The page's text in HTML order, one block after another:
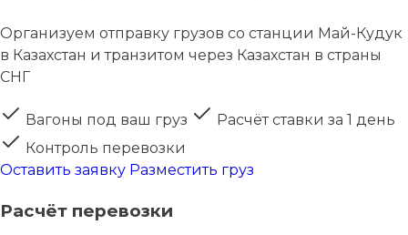
Организуем отправку грузов со станции Май-Кудук
в Казахстан и транзитом через Казахстан в страны
СНГ
Вагоны под ваш груз
Расчёт ставки за 1 день
Контроль перевозки
Оставить заявку Разместить груз
Расчёт перевозки